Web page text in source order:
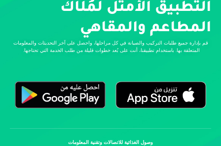
التطبيق الأمثل لمُلّاك
المطاعم والمقاهي
قم بإدارة جميع طلبات التركيب والصيانة في كل مراحلها، واحصل على آخر التحديثات والمعلومات
المتعلقة بها. باستخدام تطبيقنا، أنت على بُعد خطوات قليلة من طلب الخدمة التي تحتاجها.
وصول الغذائية للاتصالات وتقنية المعلومات